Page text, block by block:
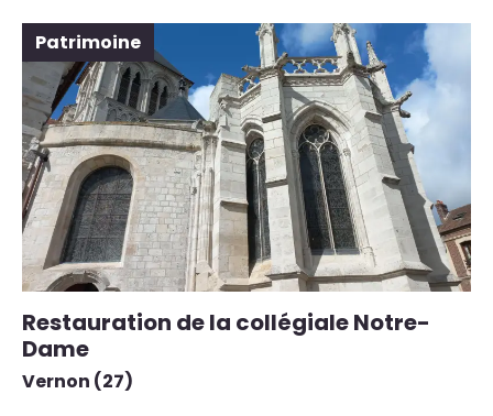
Patrimoine
Restauration de la collégiale Notre-
Dame
Vernon (27)